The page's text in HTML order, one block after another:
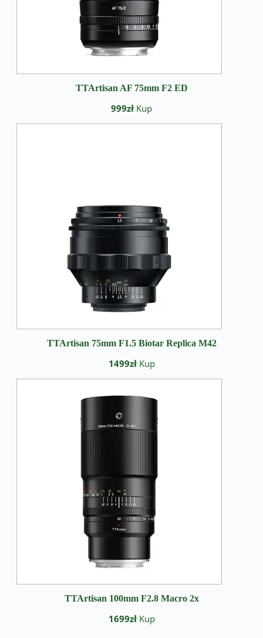
TTArtisan AF 75mm F2 ED
999zł Kup
TTArtisan 75mm F1.5 Biotar Replica M42
1499zł Kup
TTArtisan 100mm F2.8 Macro 2x
1699złKup